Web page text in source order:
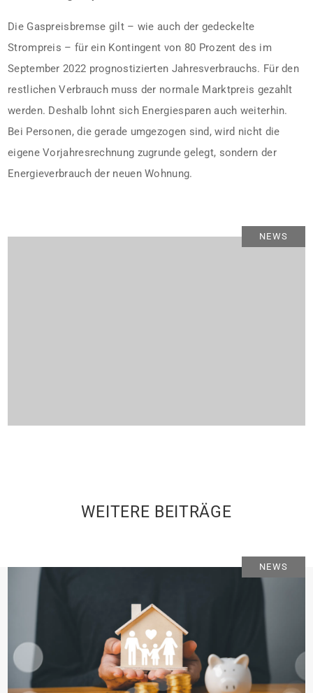
NEWS
Die Gaspreisbremse gilt – wie auch der gedeckelte
Strompreis – für ein Kontingent von 80 Prozent des im
September 2022 prognostizierten Jahresverbrauchs. Für den
restlichen Verbrauch muss der normale Marktpreis gezahlt
werden. Deshalb lohnt sich Energiesparen auch weiterhin.
Bei Personen, die gerade umgezogen sind, wird nicht die
eigene Vorjahresrechnung zugrunde gelegt, sondern der
Energieverbrauch der neuen Wohnung.
WEITERE BEITRÄGE
NEWS